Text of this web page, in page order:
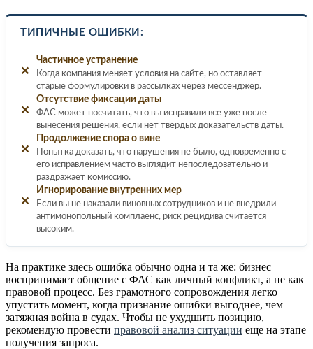
ТИПИЧНЫЕ ОШИБКИ:
✕
Частичное устранение
Когда компания меняет условия на сайте, но оставляет
старые формулировки в рассылках через мессенджер.
✕
Отсутствие фиксации даты
ФАС может посчитать, что вы исправили все уже после
вынесения решения, если нет твердых доказательств даты.
✕
Продолжение спора о вине
Попытка доказать, что нарушения не было, одновременно с
его исправлением часто выглядит непоследовательно и
раздражает комиссию.
✕
Игнорирование внутренних мер
Если вы не наказали виновных сотрудников и не внедрили
антимонопольный комплаенс, риск рецидива считается
высоким.
На практике здесь ошибка обычно одна и та же: бизнес
воспринимает общение с ФАС как личный конфликт, а не как
правовой процесс. Без грамотного сопровождения легко
упустить момент, когда признание ошибки выгоднее, чем
затяжная война в судах. Чтобы не ухудшить позицию,
рекомендую провести правовой анализ ситуации еще на этапе
получения запроса.